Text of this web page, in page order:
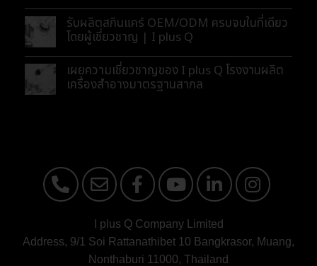
รับผลิตสกินแคร์ OEM/ODM ครบจบในที่เดียว
โดยผู้เชี่ยวชาญ | I plus Q
เผยความเชี่ยวชาญของ I plus Q โรงงานผลิต
เครื่องสำอางมาตรฐานสากล
I plus Q Company Limited
Address, 9/1 Soi Rattanathibet 10 Bangkrasor, Muang,
Nonthaburi 11000, Thailand